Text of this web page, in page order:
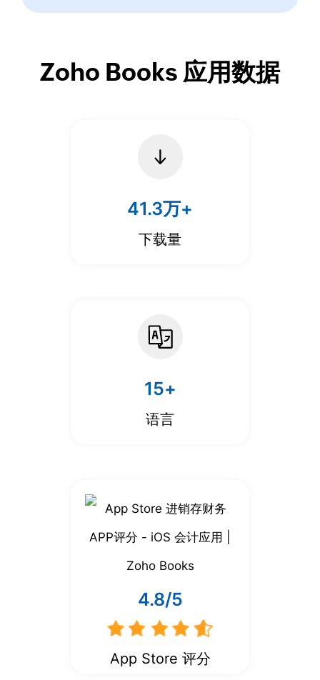
Zoho Books 应用数据
41.3万+
下载量
15+
语言
4.8/5
App Store 评分